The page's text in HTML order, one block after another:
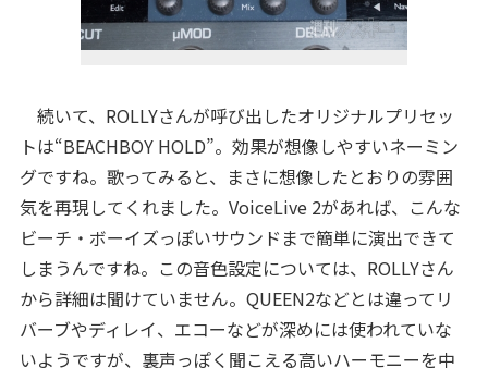
続いて、ROLLYさんが呼び出したオリジナルプリセッ
トは“BEACHBOY HOLD”。効果が想像しやすいネーミン
グですね。歌ってみると、まさに想像したとおりの雰囲
気を再現してくれました。VoiceLive 2があれば、こんな
ビーチ・ボーイズっぽいサウンドまで簡単に演出できて
しまうんですね。この音色設定については、ROLLYさん
から詳細は聞けていません。QUEEN2などとは違ってリ
バーブやディレイ、エコーなどが深めには使われていな
いようですが、裏声っぽく聞こえる高いハーモニーを中